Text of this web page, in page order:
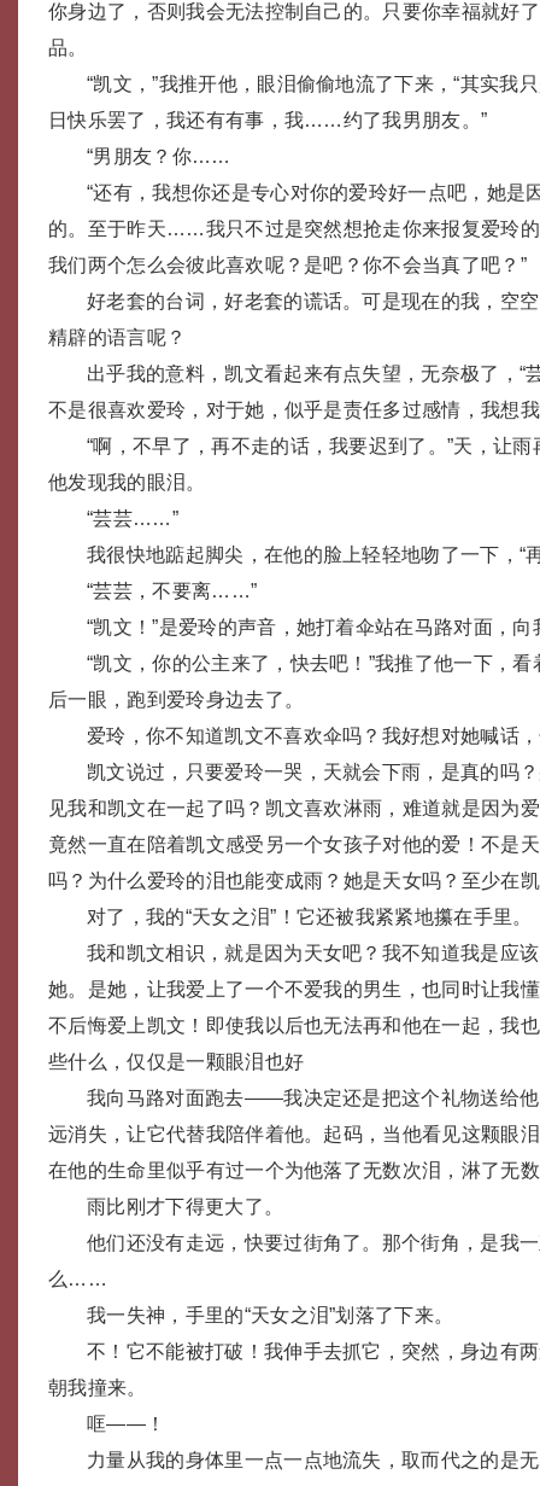
你身边了，否则我会无法控制自己的。只要你幸福就好
品。
“凯文，”我推开他，眼泪偷偷地流了下来，“其实我
日快乐罢了，我还有有事，我……约了我男朋友。”
“男朋友？你……
“还有，我想你还是专心对你的爱玲好一点吧，她是
的。至于昨天……我只不过是突然想抢走你来报复爱玲
我们两个怎么会彼此喜欢呢？是吧？你不会当真了吧？”
好老套的台词，好老套的谎话。可是现在的我，空
精辟的语言呢？
出乎我的意料，凯文看起来有点失望，无奈极了，
不是很喜欢爱玲，对于她，似乎是责任多过感情，我想
“啊，不早了，再不走的话，我要迟到了。”天，让
他发现我的眼泪。
“芸芸……”
我很快地踮起脚尖，在他的脸上轻轻地吻了一下，“
“芸芸，不要离……”
“凯文！”是爱玲的声音，她打着伞站在马路对面，向
“凯文，你的公主来了，快去吧！”我推了他一下，
后一眼，跑到爱玲身边去了。
爱玲，你不知道凯文不喜欢伞吗？我好想对她喊话
凯文说过，只要爱玲一哭，天就会下雨，是真的吗
见我和凯文在一起了吗？凯文喜欢淋雨，难道就是因为
竟然一直在陪着凯文感受另一个女孩子对他的爱！不是
吗？为什么爱玲的泪也能变成雨？她是天女吗？至少
对了，我的“天女之泪”！它还被我紧紧地攥在手里。
我和凯文相识，就是因为天女吧？我不知道我是应
她。是她，让我爱上了一个不爱我的男生，也同时让我
不后悔爱上凯文！即使我以后也无法再和他在一起，我
些什么，仅仅是一颗眼泪也好
我向马路对面跑去——我决定还是把这个礼物送给
远消失，让它代替我陪伴着他。起码，当他看见这颗眼
在他的生命里似乎有过一个为他落了无数次泪，淋了
雨比刚才下得更大了。
他们还没有走远，快要过街角了。那个街角，是我
么……
我一失神，手里的“天女之泪”划落了下来。
不！它不能被打破！我伸手去抓它，突然，身边有
朝我撞来。
哐——！
力量从我的身体里一点一点地流失，取而代之的是